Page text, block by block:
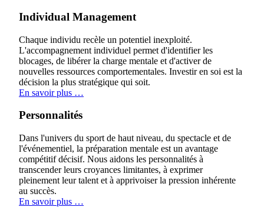
Individual Management
Chaque individu recèle un potentiel inexploité.
L'accompagnement individuel permet d'identifier les
blocages, de libérer la charge mentale et d'activer de
nouvelles ressources comportementales. Investir en soi est la
décision la plus stratégique qui soit.
En savoir plus …
Personnalités
Dans l'univers du sport de haut niveau, du spectacle et de
l'événementiel, la préparation mentale est un avantage
compétitif décisif. Nous aidons les personnalités à
transcender leurs croyances limitantes, à exprimer
pleinement leur talent et à apprivoiser la pression inhérente
au succès.
En savoir plus …